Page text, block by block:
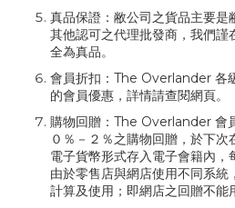
真品保證：敝公司之貨品主要是
其他認可之代理批發商，我們謹
全為真品。
會員折扣：The Overlander 各
的會員優惠，詳情請查閱網頁。
購物回贈：The Overlander 會
０％－２％之購物回贈，於下
電子貨幣形式存入電子會籍內，
由於零售店與網店使用不同系
計算及使用；即網店之回贈不能